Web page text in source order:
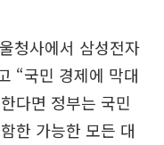
청사에서 삼성전자
“국민 경제에 막대
다면 정부는 국민
한 가능한 모든 대